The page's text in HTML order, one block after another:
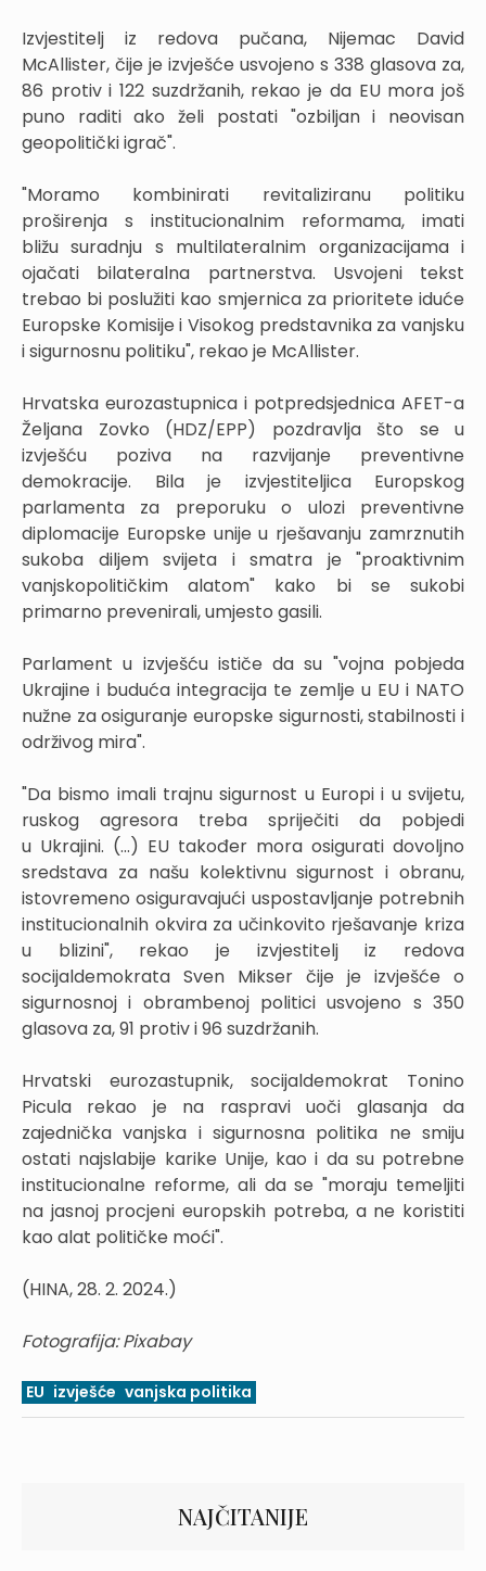
Izvjestitelj iz redova pučana, Nijemac David
McAllister, čije je izvješće usvojeno s 338 glasova za,
86 protiv i 122 suzdržanih, rekao je da EU mora još
puno raditi ako želi postati "ozbiljan i neovisan
geopolitički igrač".
"Moramo kombinirati revitaliziranu politiku
proširenja s institucionalnim reformama, imati
bližu suradnju s multilateralnim organizacijama i
ojačati bilateralna partnerstva. Usvojeni tekst
trebao bi poslužiti kao smjernica za prioritete iduće
Europske Komisije i Visokog predstavnika za vanjsku
i sigurnosnu politiku", rekao je McAllister.
Hrvatska eurozastupnica i potpredsjednica AFET-a
Željana Zovko (HDZ/EPP) pozdravlja što se u
izvješću poziva na razvijanje preventivne
demokracije. Bila je izvjestiteljica Europskog
parlamenta za preporuku o ulozi preventivne
diplomacije Europske unije u rješavanju zamrznutih
sukoba diljem svijeta i smatra je "proaktivnim
vanjskopolitičkim alatom" kako bi se sukobi
primarno prevenirali, umjesto gasili.
Parlament u izvješću ističe da su "vojna pobjeda
Ukrajine i buduća integracija te zemlje u EU i NATO
nužne za osiguranje europske sigurnosti, stabilnosti i
održivog mira".
"Da bismo imali trajnu sigurnost u Europi i u svijetu,
ruskog agresora treba spriječiti da pobjedi
u Ukrajini. (...) EU također mora osigurati dovoljno
sredstava za našu kolektivnu sigurnost i obranu,
istovremeno osiguravajući uspostavljanje potrebnih
institucionalnih okvira za učinkovito rješavanje kriza
u blizini", rekao je izvjestitelj iz redova
socijaldemokrata Sven Mikser čije je izvješće o
sigurnosnoj i obrambenoj politici usvojeno s 350
glasova za, 91 protiv i 96 suzdržanih.
Hrvatski eurozastupnik, socijaldemokrat Tonino
Picula rekao je na raspravi uoči glasanja da
zajednička vanjska i sigurnosna politika ne smiju
ostati najslabije karike Unije, kao i da su potrebne
institucionalne reforme, ali da se "moraju temeljiti
na jasnoj procjeni europskih potreba, a ne koristiti
kao alat političke moći".
(HINA, 28. 2. 2024.)
Fotografija: Pixabay
EU izvješće vanjska politika
NAJČITANIJE